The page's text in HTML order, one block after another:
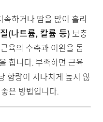
하거나 땀을 많이 흘리
(나트륨, 칼륨 등) 보충
육의 수축과 이완을 돕
합니다. 부족하면 근육
함량이 지나치게 높지 않
은 방법입니다.